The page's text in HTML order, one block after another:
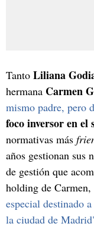
Tanto Liliana
hermana Carmen
mismo padre, pero
foco inversor en
normativas más
años gestionan sus
de gestión que
holding de
especial destinado
la ciudad de